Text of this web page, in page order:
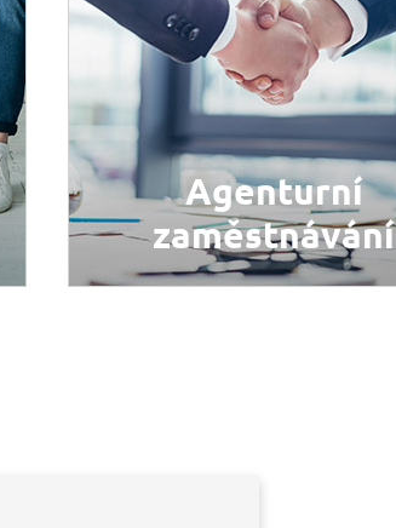
Agenturní
zaměstnávání